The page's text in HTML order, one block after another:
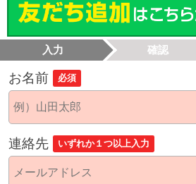
入力 確認
お名前 必須
連絡先 いずれか１つ以上入力